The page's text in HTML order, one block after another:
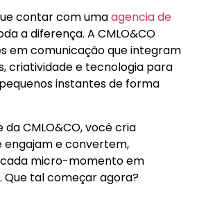
contar com umaagencia de
a diferença. A CMLO&CO
em comunicação que integram
criatividade e tecnologia para
instantes de forma
CMLO&CO, você cria
engajam e convertem,
micro-momento em
Que tal começar agora?